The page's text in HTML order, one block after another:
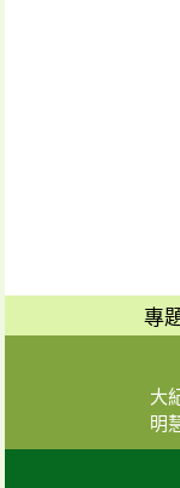
專
大
明